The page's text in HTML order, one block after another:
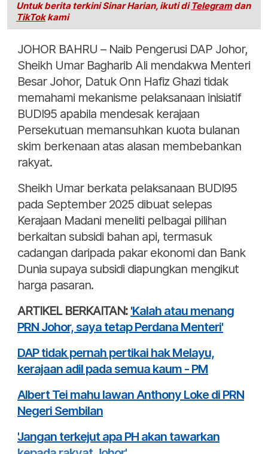
Untuk berita terkini Sinar Harian, ikuti di Telegramdan
TikTokkami
JOHOR BAHRU – Naib Pengerusi DAP Johor,
Sheikh Umar Bagharib Ali mendakwa Menteri
Besar Johor, Datuk Onn Hafiz Ghazi tidak
memahami mekanisme pelaksanaan inisiatif
BUDI95 apabila mendesak kerajaan
Persekutuan memansuhkan kuota bulanan
skim berkenaan atas alasan membebankan
rakyat.
Sheikh Umar berkata pelaksanaan BUDI95
pada September 2025 dibuat selepas
Kerajaan Madani meneliti pelbagai pilihan
berkaitan subsidi bahan api, termasuk
cadangan daripada pakar ekonomi dan Bank
Dunia supaya subsidi diapungkan mengikut
harga pasaran.
ARTIKEL BERKAITAN: 'Kalah atau menang
PRN Johor, saya tetap Perdana Menteri'
DAP tidak pernah pertikai hak Melayu,
kerajaan adil pada semua kaum - PM
Albert Tei mahu lawan Anthony Loke di PRN
Negeri Sembilan
'Jangan terkejut apa PH akan tawarkan